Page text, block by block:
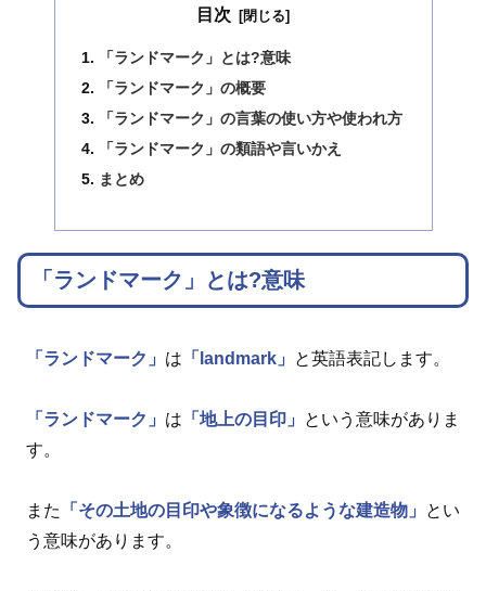
目次
「ランドマーク」とは?意味
「ランドマーク」の概要
「ランドマーク」の言葉の使い方や使われ方
「ランドマーク」の類語や言いかえ
まとめ
「ランドマーク」とは?意味
「ランドマーク」 は 「landmark」 と英語表記します。
「ランドマーク」 は 「地上の目印」
という意味がありま
す。
また 「その土地の目印や象徴になるような建造物」
とい
う意味があります。